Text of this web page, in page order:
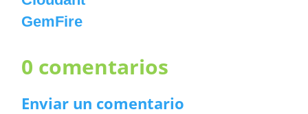
GemFire
0 comentarios
Enviar un comentario